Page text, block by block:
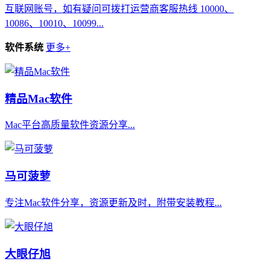
互联网账号，如有疑问可拨打运营商客服热线 10000、
10086、10010、10099...
软件系统 更多+
精品Mac软件
Mac平台高质量软件资源分享...
马可菠萝
专注Mac软件分享，资源更新及时，附带安装教程...
大眼仔旭